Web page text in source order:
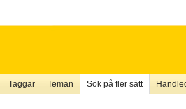
Taggar Teman Sök på fler sätt